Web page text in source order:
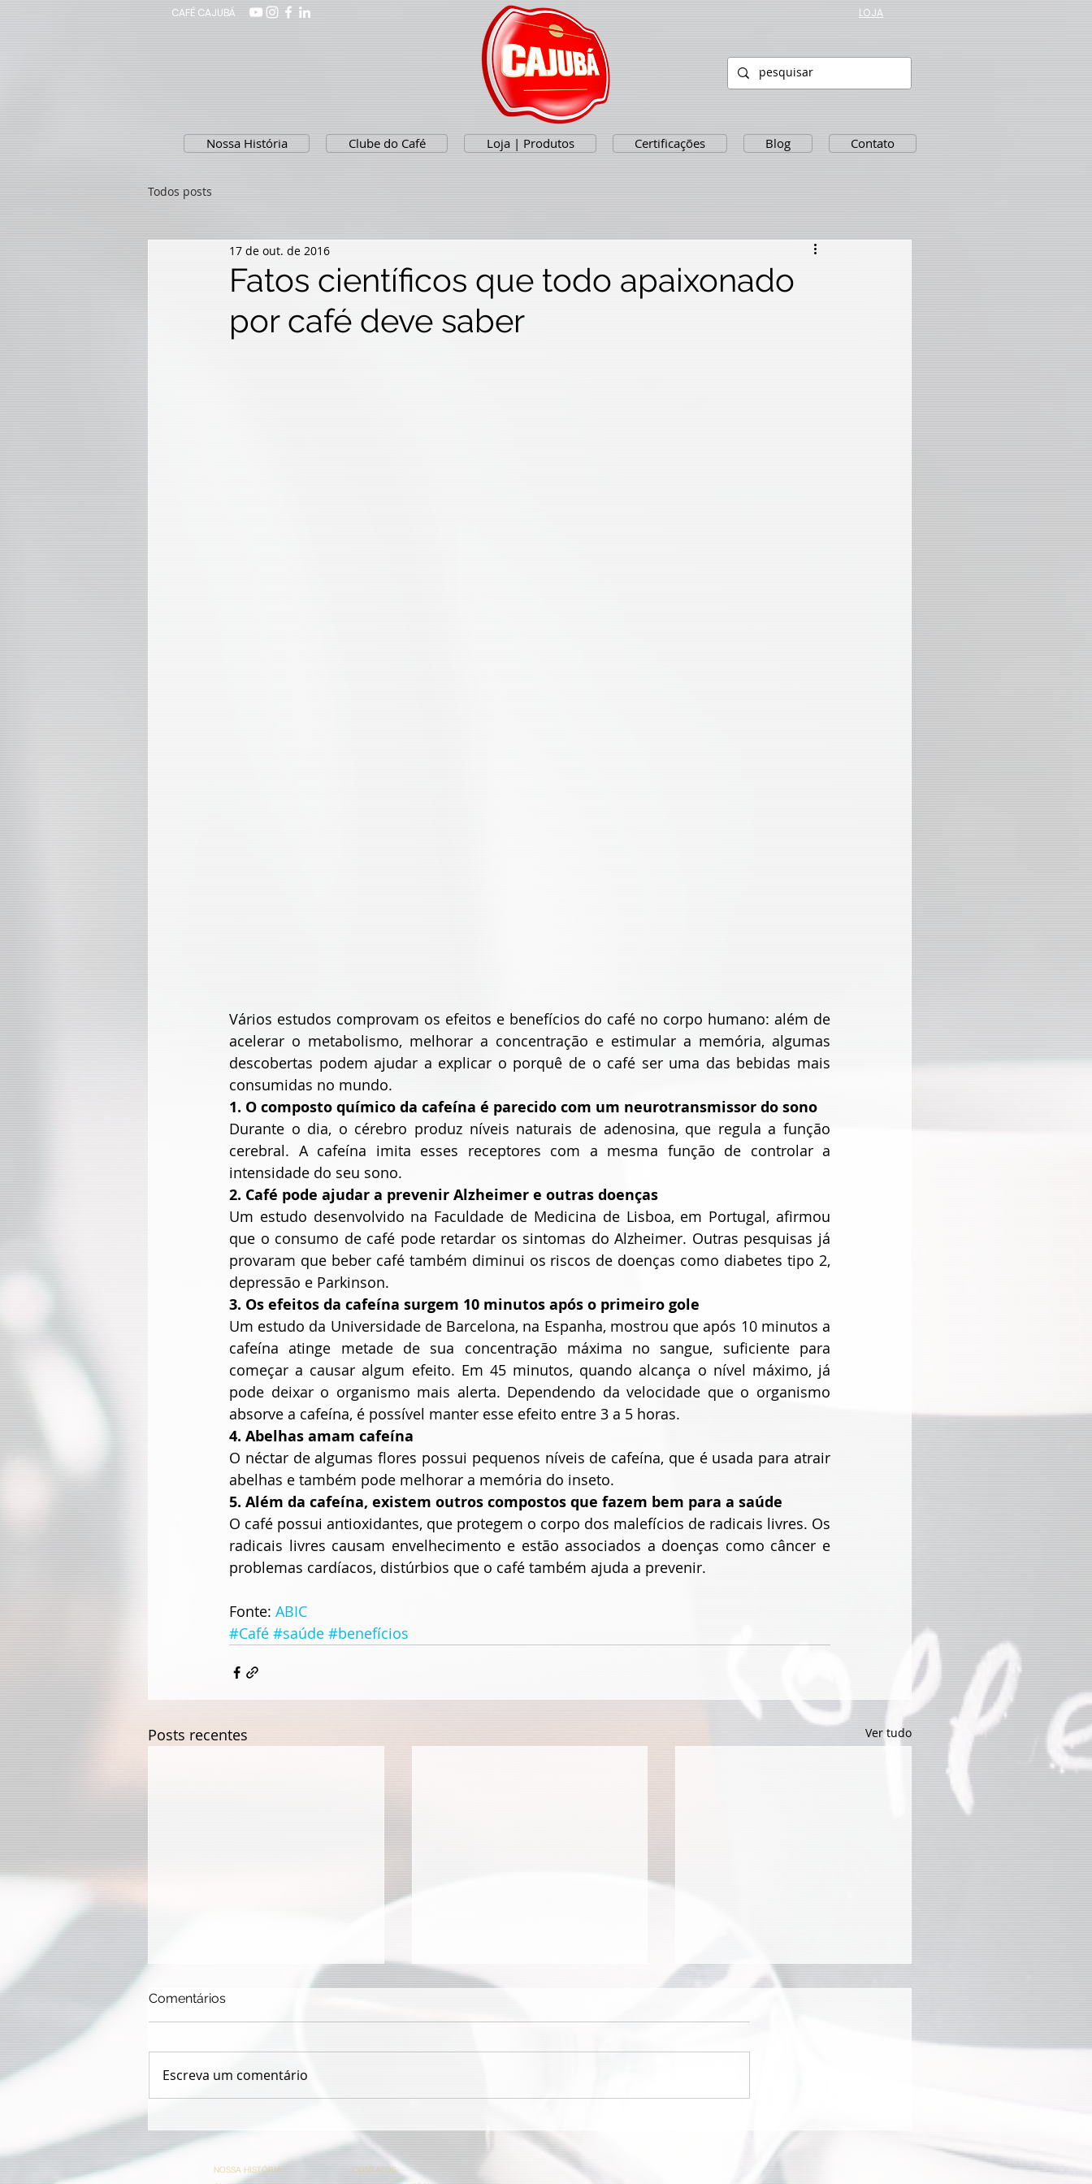
CAFÉ CAJUBÁ LOJA
Nossa História Clube do Café Loja | Produtos Certificações Blog Contato
Todos posts
Fatos científicos que todo apaixonado
por café deve saber
17 de out. de 2016
Vários estudos comprovam os efeitos e benefícios do café no corpo humano: além de
acelerar o metabolismo, melhorar a concentração e estimular a memória, algumas
descobertas podem ajudar a explicar o porquê de o café ser uma das bebidas mais
consumidas no mundo.
1. O composto químico da cafeína é parecido com um neurotransmissor do sono
Durante o dia, o cérebro produz níveis naturais de adenosina, que regula a função
cerebral. A cafeína imita esses receptores com a mesma função de controlar a
intensidade do seu sono.
2. Café pode ajudar a prevenir Alzheimer e outras doenças
Um estudo desenvolvido na Faculdade de Medicina de Lisboa, em Portugal, afirmou
que o consumo de café pode retardar os sintomas do Alzheimer. Outras pesquisas já
provaram que beber café também diminui os riscos de doenças como diabetes tipo 2,
depressão e Parkinson.
3. Os efeitos da cafeína surgem 10 minutos após o primeiro gole
Um estudo da Universidade de Barcelona, na Espanha, mostrou que após 10 minutos a
cafeína atinge metade de sua concentração máxima no sangue, suficiente para
começar a causar algum efeito. Em 45 minutos, quando alcança o nível máximo, já
pode deixar o organismo mais alerta. Dependendo da velocidade que o organismo
absorve a cafeína, é possível manter esse efeito entre 3 a 5 horas.
4. Abelhas amam cafeína
O néctar de algumas flores possui pequenos níveis de cafeína, que é usada para atrair
abelhas e também pode melhorar a memória do inseto.
5. Além da cafeína, existem outros compostos que fazem bem para a saúde
O café possui antioxidantes, que protegem o corpo dos malefícios de radicais livres. Os
radicais livres causam envelhecimento e estão associados a doenças como câncer e
problemas cardíacos, distúrbios que o café também ajuda a prevenir.
Fonte: ABIC
#Café #saúde #benefícios
Posts recentes Ver tudo
desde a primeira edição
de esporte e lazer
Comentários
Escreva um comentário
NOSSA HISTÓRIA
CONTATOS: